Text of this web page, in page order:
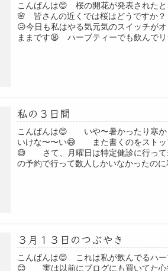
こんばんは😊 桜の開花が発表されたと
🌸 皆さんの近くでは桜はどうです
😥今日も私はやる気元気のスイッチが
ままです😩 ハーブティーでも飲んでリ
私の３日間
こんばんは😊 いや〜暑かったり寒か
いけな〜〜い😅 また書くのをストッ
😅 さて、月曜日は特定健診に行って
の予約で行って数人しかいなかったのに
３月１３日のつぶやき
こんばんは😊 これは私が飲んでるハー
😊 実は以前にブログにも買いてた心